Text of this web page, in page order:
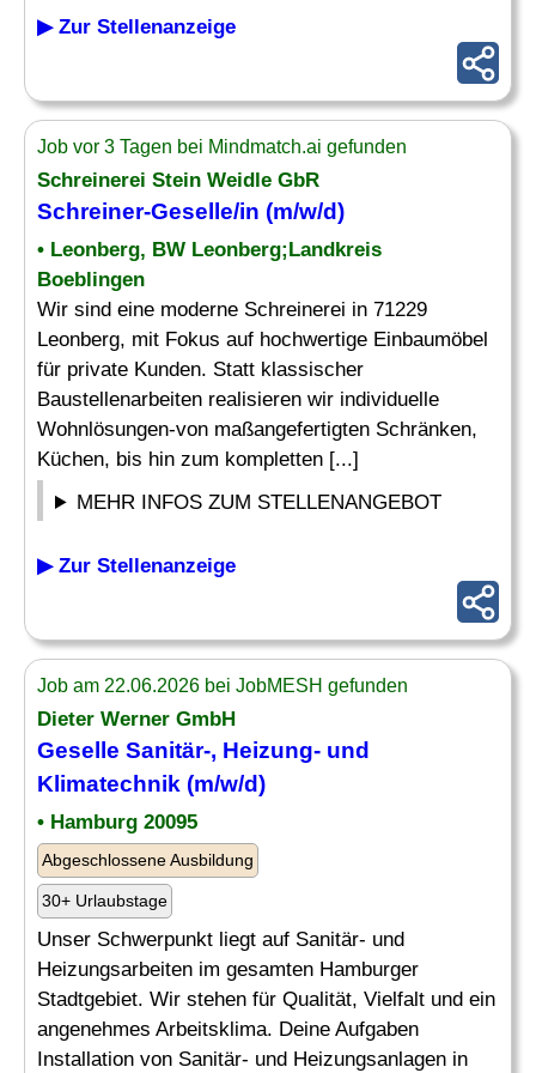
▶ Zur Stellenanzeige
Job vor 3 Tagen bei Mindmatch.ai gefunden
Schreinerei Stein Weidle GbR
Schreiner-Geselle/in (m/w/d)
• Leonberg, BW Leonberg;Landkreis
Boeblingen
Wir sind eine moderne Schreinerei in 71229
Leonberg, mit Fokus auf hochwertige Einbaumöbel
für private Kunden. Statt klassischer
Baustellenarbeiten realisieren wir individuelle
Wohnlösungen-von maßangefertigten Schränken,
Küchen, bis hin zum kompletten [...]
MEHR INFOS ZUM STELLENANGEBOT
▶ Zur Stellenanzeige
Job am 22.06.2026 bei JobMESH gefunden
Dieter Werner GmbH
Geselle Sanitär-, Heizung- und
Klimatechnik (m/w/d)
• Hamburg 20095
Abgeschlossene Ausbildung
30+ Urlaubstage
Unser Schwerpunkt liegt auf Sanitär- und
Heizungsarbeiten im gesamten Hamburger
Stadtgebiet. Wir stehen für Qualität, Vielfalt und ein
angenehmes Arbeitsklima. Deine Aufgaben
Installation von Sanitär- und Heizungsanlagen in